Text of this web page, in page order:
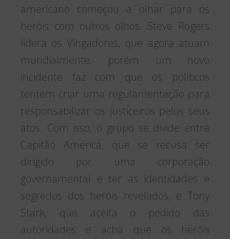
americano começou a olhar para os
heróis com outros olhos. Steve Rogers
lidera os Vingadores, que agora atuam
mundialmente, porém um novo
incidente faz com que os políticos
tentem criar uma regulamentação para
responsabilizar os justiceiros pelos seus
atos. Com isso, o grupo se divide entre
Capitão América, que se recusa ser
dirigido por uma corporação
governamental e ter as identidades e
segredos dos heróis revelados, e Tony
Stark, que aceita o pedido das
autoridades e acha que os heróis